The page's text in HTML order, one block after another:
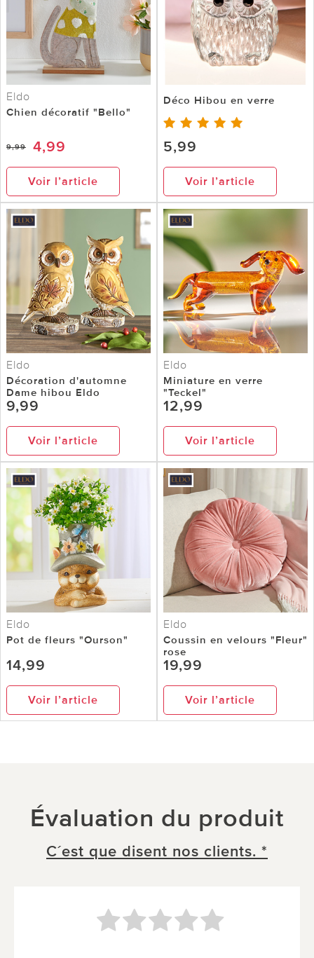
Eldo
Chien décoratif "Bello"
9,99 4,99
Voir l’article
Déco Hibou en verre
5,99
Voir l’article
Eldo
Décoration d'automne
Dame hibou Eldo
9,99
Voir l’article
Eldo
Miniature en verre
"Teckel"
12,99
Voir l’article
Eldo
Pot de fleurs "Ourson"
14,99
Voir l’article
Eldo
Coussin en velours "Fleur"
rose
19,99
Voir l’article
Évaluation du produit
C´est que disent nos clients. *